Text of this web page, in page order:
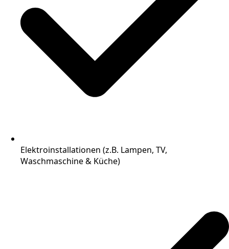
Elektroinstallationen (z.B. Lampen, TV,
Waschmaschine & Küche)